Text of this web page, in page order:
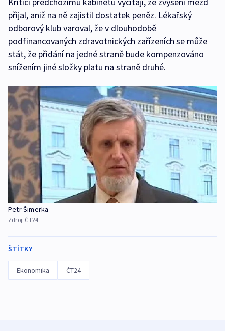
přijal, aniž na ně zajistil dostatek peněz. Lékařský
odborový klub varoval, že v dlouhodobě
podfinancovaných zdravotnických zařízeních se může
stát, že přidání na jedné straně bude kompenzováno
snížením jiné složky platu na straně druhé.
Petr Šimerka
Zdroj: ČT24
ŠTÍTKY
Ekonomika ČT24